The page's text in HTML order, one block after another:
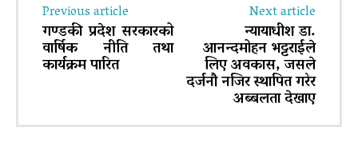
Previous article
गण्डकी प्रदेश सरकारको
वार्षिक नीति तथा
कार्यक्रम पारित
Next article
न्यायाधीश डा.
आनन्दमोहन भट्टराईले
लिए अवकास, जसले
दर्जनौ नजिर स्थापित गरेर
अब्बलता देखाए